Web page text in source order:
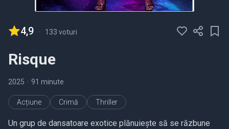
4,9 - 133 voturi
Risque
2025 • 91 minute
Acțiune Crimă Thriller
Un grup de dansatoare exotice plănuiește să se răzbune